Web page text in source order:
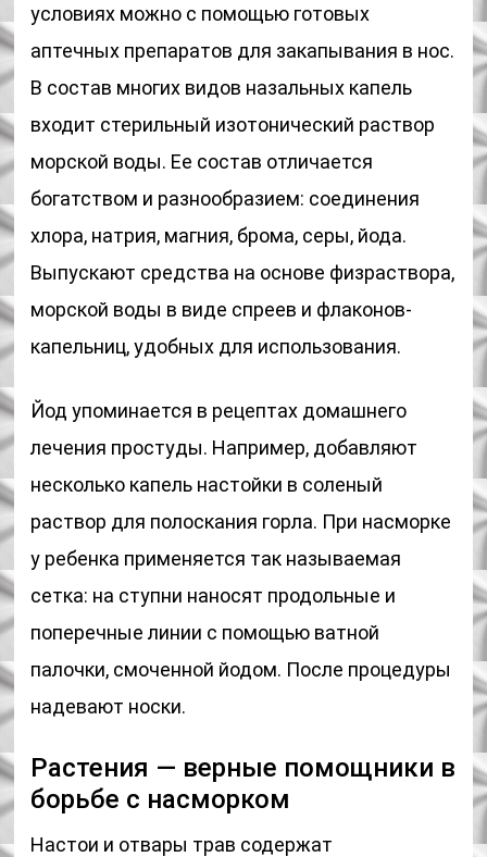
условиях можно с помощью готовых
аптечных препаратов для закапывания в нос.
В состав многих видов назальных капель
входит стерильный изотонический раствор
морской воды. Ее состав отличается
богатством и разнообразием: соединения
хлора, натрия, магния, брома, серы, йода.
Выпускают средства на основе физраствора,
морской воды в виде спреев и флаконов-
капельниц, удобных для использования.
Йод упоминается в рецептах домашнего
лечения простуды. Например, добавляют
несколько капель настойки в соленый
раствор для полоскания горла. При насморке
у ребенка применяется так называемая
сетка: на ступни наносят продольные и
поперечные линии с помощью ватной
палочки, смоченной йодом. После процедуры
надевают носки.
Растения — верные помощники в
борьбе с насморком
Настои и отвары трав содержат